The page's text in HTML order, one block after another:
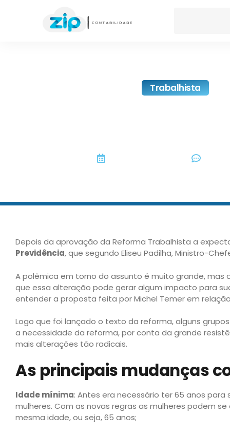
Trabalhista
Depois da aprovação da Reforma Trabalhista a
Previdência, que segundo Eliseu Padilha, Ministro-
A polêmica em torno do assunto é muito grande,
que essa alteração pode gerar algum impacto para
entender a proposta feita por Michel Temer em
Logo que foi lançado o texto da reforma, alguns
a necessidade da reforma, por conta da grande
mais alterações tão radicais.
As principais mudanças
Idade mínima: Antes era necessário ter 65 anos
mulheres. Com as novas regras as mulheres podem
mesma idade, ou seja, 65 anos;